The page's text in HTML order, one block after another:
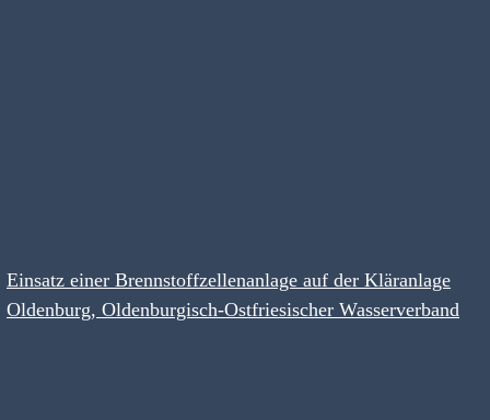
Einsatz einer Brennstoffzellenanlage auf der Kläranlage
Oldenburg, Oldenburgisch-Ostfriesischer Wasserverband